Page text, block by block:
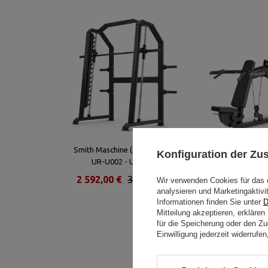
Smith Maschine (Multipresse)
UR-U002 - UpForm
3 240,00 €
2 592,00 €
Gewichtsturm
2 160,00 €
Konfiguration der
Wir verwenden Cookies für
analysieren und
Informationen finden Sie unter
Mitteilung akzeptieren,
für die Speicherung oder den
Einwilligung jederzeit